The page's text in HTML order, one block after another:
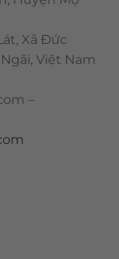
Xã Đức
Việt Nam
–